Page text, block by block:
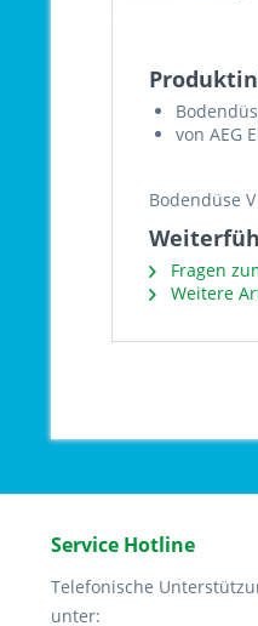
von AEG
Bodendüse
Fragen
Weitere
Service Hotline
Telefonische
unter: